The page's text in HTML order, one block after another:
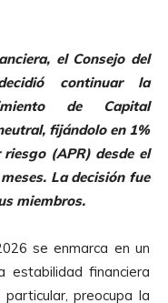
el Consejo del
continuar la
de Capital
fijándolo en 1%
(APR) desde el
La decisión fue
miembros.
se enmarca en un
estabilidad financiera
preocupa la